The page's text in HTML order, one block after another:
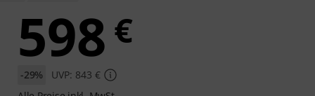
598 €
-29%
UVP: 843 €